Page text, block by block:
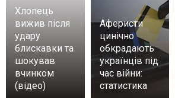
Хлопець
вижив після
удару
блискавки та
шокував
вчинком
(відео)
Аферисти
цинічно
обкрадають
українців під
час війни:
статистика